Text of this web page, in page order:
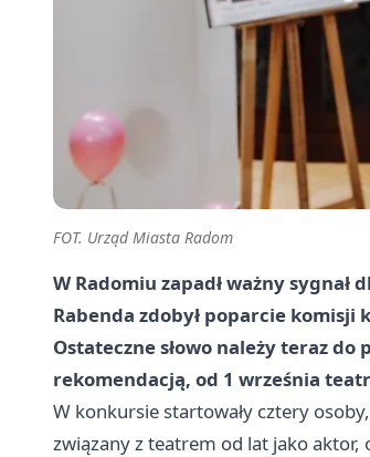
FOT. Urząd Miasta Radom
W Radomiu zapadł ważny sygnał
Rabenda zdobył poparcie komisji
Ostateczne słowo należy teraz
rekomendacją, od 1 września
W konkursie startowały cztery
związany z teatrem od lat jako aktor,